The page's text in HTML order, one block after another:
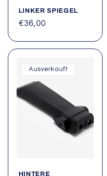
LINKER SPIEGEL
Normaler
€36,00
Ausverkauft
HINTERE